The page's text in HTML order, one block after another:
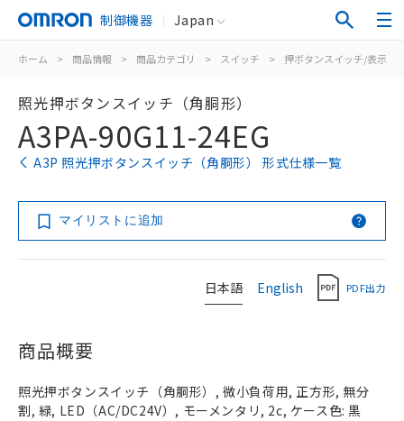
制御機器 Japan
ホーム > 商品情報 > 商品カテゴリ > スイッチ > 押ボタンスイッチ/表示灯
照光押ボタンスイッチ（角胴形）
A3PA-90G11-24EG
A3P 照光押ボタンスイッチ（角胴形） 形式仕様一覧
マイリストに追加
日本語 English PDF出力
商品概要
照光押ボタンスイッチ（角胴形）, 微小負荷用, 正方形, 無分
割, 緑, LED（AC/DC24V）, モーメンタリ, 2c, ケース色: 黒